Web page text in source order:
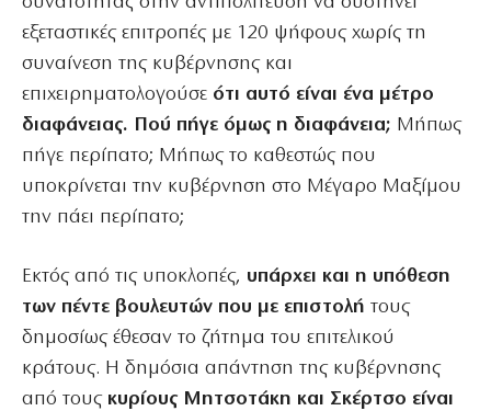
εξεταστικές επιτροπές με 120 ψήφους χωρίς τη
συναίνεση της κυβέρνησης και
επιχειρηματολογούσε ότι αυτό είναι ένα μέτρο
διαφάνειας. Πού πήγε όμως η διαφάνεια; Μήπως
πήγε περίπατο; Μήπως το καθεστώς που
υποκρίνεται την κυβέρνηση στο Μέγαρο Μαξίμου
την πάει περίπατο;
Εκτός από τις υποκλοπές, υπάρχει και η υπόθεση
των πέντε βουλευτών που με επιστολή τους
δημοσίως έθεσαν το ζήτημα του επιτελικού
κράτους. Η δημόσια απάντηση της κυβέρνησης
από τους κυρίους Μητσοτάκη και Σκέρτσο είναι